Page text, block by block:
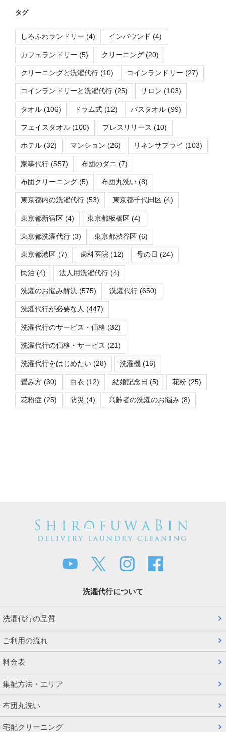
タグ
しろふわランドリー (4) インバウンド (4)
カフェランドリー (5) クリーニング (20)
クリーニングと洗濯代行 (10) コインランドリー (27)
コインランドリーと洗濯代行 (25) サロン (103)
タオル (106) ドラム式 (12) バスタオル (99)
フェイスタオル (100) プレスリリース (10)
ホテル (32) マンション (26) リネンサプライ (103)
家事代行 (557) 布団のダニ (7)
布団クリーニング (5) 布団丸洗い (8)
東京都内の洗濯代行 (53) 東京都千代田区 (4)
東京都新宿区 (4) 東京都板橋区 (4)
東京都洗濯代行 (3) 東京都渋谷区 (6)
東京都港区 (7) 歯科医院 (12) 母の日 (24)
民泊 (4) 法人用洗濯代行 (4)
洗濯のお悩み解決 (575) 洗濯代行 (650)
洗濯代行が必要な人 (447)
洗濯代行のサービス・価格 (32)
洗濯代行の価格・サービス (21)
洗濯代行をはじめたい (28) 洗濯機 (16)
畳み方 (30) 白衣 (12) 結婚記念日 (5) 花粉 (25)
花粉症 (25) 防災 (4) 高齢者の洗濯のお悩み (8)
洗濯代行について
洗濯代行の品質
ご利用の流れ
料金表
集配方法・エリア
布団丸洗い
宅配クリーニング